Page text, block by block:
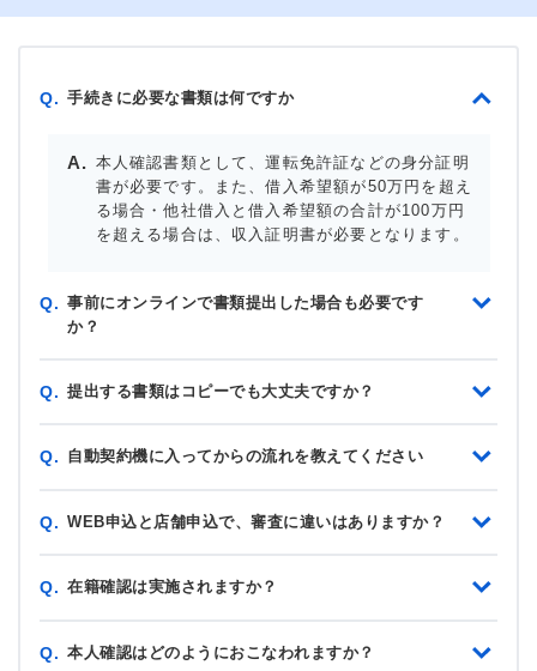
Q. 手続きに必要な書類は何ですか
本人確認書類として、運転免許証などの身分証明
書が必要です。また、借入希望額が50万円を超え
る場合・他社借入と借入希望額の合計が100万円
を超える場合は、収入証明書が必要となります。
Q. 事前にオンラインで書類提出した場合も必要です
か？
Q. 提出する書類はコピーでも大丈夫ですか？
Q. 自動契約機に入ってからの流れを教えてください
Q. WEB申込と店舗申込で、審査に違いはありますか？
Q. 在籍確認は実施されますか？
Q. 本人確認はどのようにおこなわれますか？